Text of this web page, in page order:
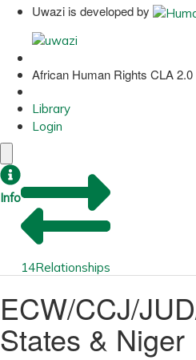
Uwazi is developed by
African Human Rights CLA 2.0
Library
Login
Info
14Relationships
ECW/CCJ/
States & Niger